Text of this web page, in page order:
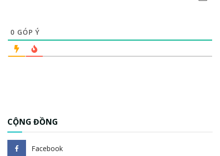
0 GÓP Ý
CỘNG ĐỒNG
Facebook